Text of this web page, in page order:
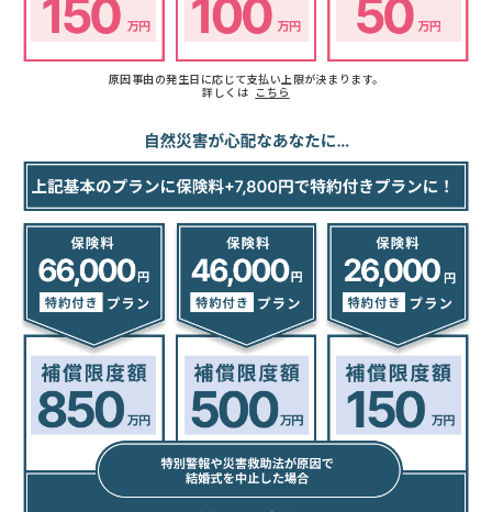
原因事由の発生日に応じて支払い上限が決まります。
詳しくは
こちら